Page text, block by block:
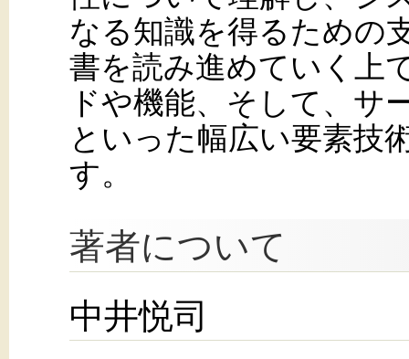
なる知識を得るための
書を読み進めていく上
ドや機能、そして、サ
といった幅広い要素技
す。
著者について
中井悦司